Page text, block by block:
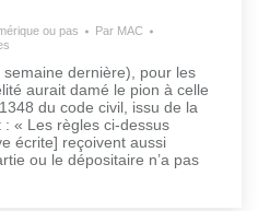
ou pas Par MAC
dernière), pour les
aurait damé le pion à celle
du code civil, issu de la
« Les règles ci-dessus
écrite] reçoivent aussi
ou le dépositaire n’a pas